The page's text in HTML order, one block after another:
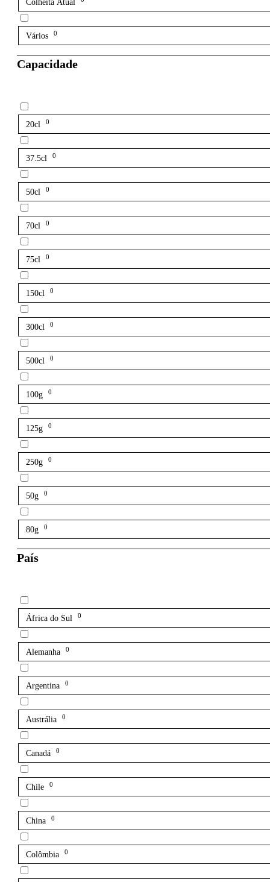
Colheita Atual
Vários 0
Capacidade
20cl 0
37.5cl 0
50cl 0
70cl 0
75cl 0
150cl 0
300cl 0
500cl 0
100g 0
125g 0
250g 0
50g 0
80g 0
País
África do Sul 0
Alemanha 0
Argentina 0
Austrália 0
Canadá 0
Chile 0
China 0
Colômbia 0